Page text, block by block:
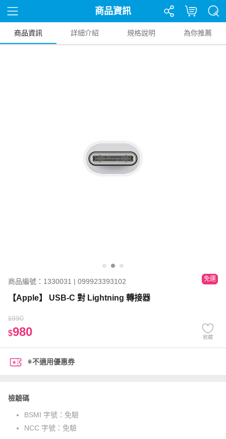
商品資訊
商品資訊 詳細介紹 規格說明 為你推薦
商品編號：1330031 | 099923393102 免運
【Apple】 USB-C 對 Lightning 轉接器
$990
$980 收藏
※不適用優惠券
檢驗碼
BSMI 字號： 免驗
NCC 字號： 免驗